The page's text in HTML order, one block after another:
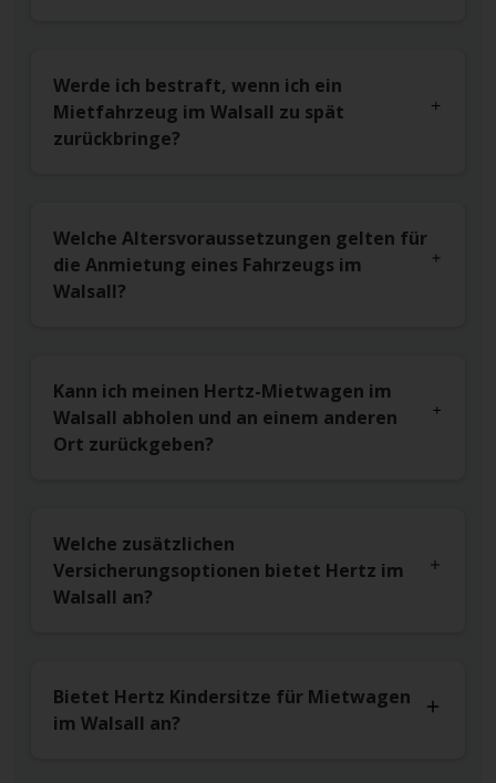
Werde ich bestraft, wenn ich ein
Mietfahrzeug im Walsall zu spät
zurückbringe?
Welche Altersvoraussetzungen gelten für
die Anmietung eines Fahrzeugs im
Walsall?
Kann ich meinen Hertz-Mietwagen im
Walsall abholen und an einem anderen
Ort zurückgeben?
Welche zusätzlichen
Versicherungsoptionen bietet Hertz im
Walsall an?
Bietet Hertz Kindersitze für Mietwagen
im Walsall an?